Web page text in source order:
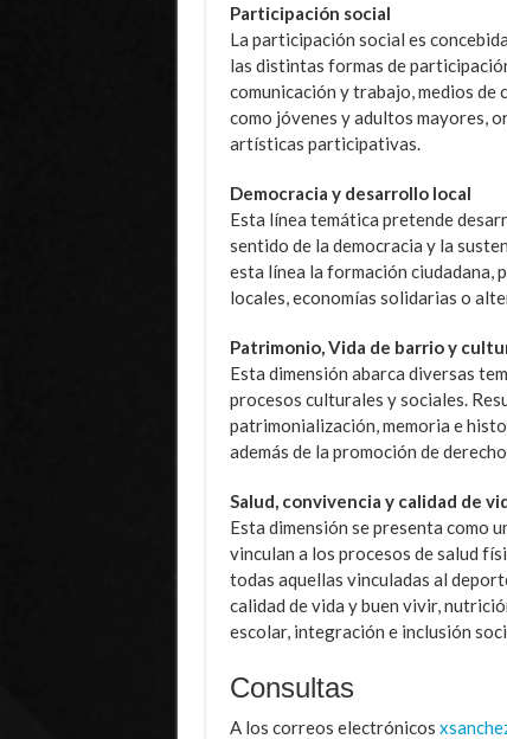
Participación social
La participación social es
las distintas formas de
comunicación y trabajo, medios
como jóvenes y adultos mayores,
artísticas participativas.
Democracia y desarrollo local
Esta línea temática pretende
sentido de la democracia y la
esta línea la formación ciudadana,
locales, economías solidarias o
Patrimonio, Vida de barrio y
Esta dimensión abarca diversas
procesos culturales y sociales.
patrimonialización, memoria e
además de la promoción de
Salud, convivencia y calidad de
Esta dimensión se presenta como
vinculan a los procesos de salud
todas aquellas vinculadas al
calidad de vida y buen vivir,
escolar, integración e inclusión
Consultas
A los correos electrónicos